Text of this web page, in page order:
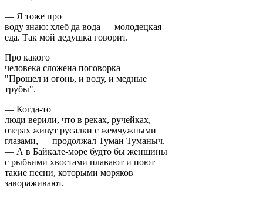
— Я тоже про
воду знаю: хлеб да вода — молодецкая
еда. Так мой дедушка говорит.
Про какого
человека сложена поговорка
"Прошел и огонь, и воду, и медные
трубы".
— Когда-то
люди верили, что в реках, ручейках,
озерах живут русалки с жемчужными
глазами, — продолжал Туман Туманыч.
— А в Байкале-море будто бы женщины
с рыбьими хвостами плавают и поют
такие песни, которыми моряков
завораживают.